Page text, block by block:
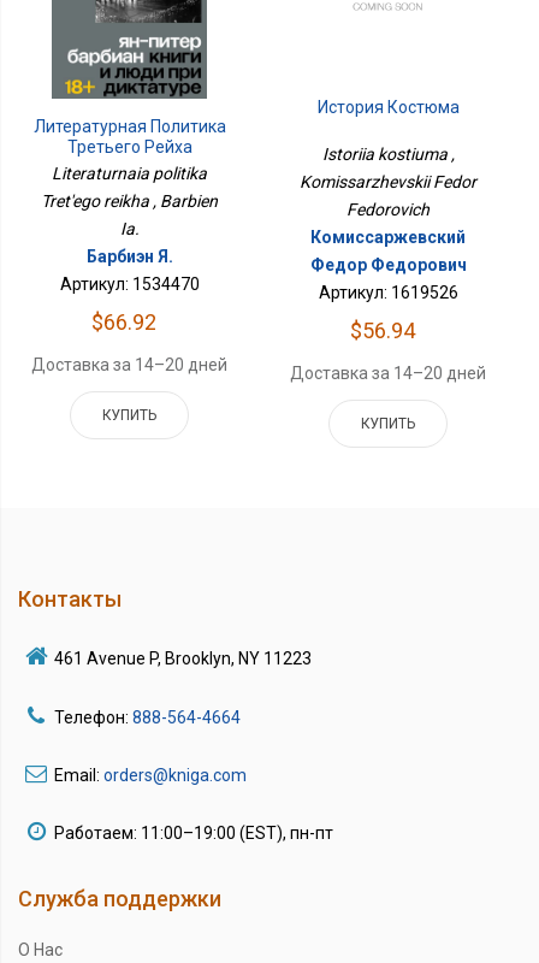
Литературная Политика
Третьего Рейха
Literaturnaia politika
Tret'ego reikha , Barbien
Ia.
Барбиэн Я.
Артикул: 1534470
$66.92
Доставка за 14–20 дней
КУПИТЬ
История Костюма
Istoriia kostiuma ,
Komissarzhevskii Fedor
Fedorovich
Комиссаржевский
Федор Федорович
Артикул: 1619526
$56.94
Доставка за 14–20 дней
КУПИТЬ
Контакты
461 Avenue P, Brooklyn, NY 11223
Телефон: 888-564-4664
Email: orders@kniga.com
Работаем: 11:00–19:00 (EST), пн-пт
Служба поддержки
О Нас